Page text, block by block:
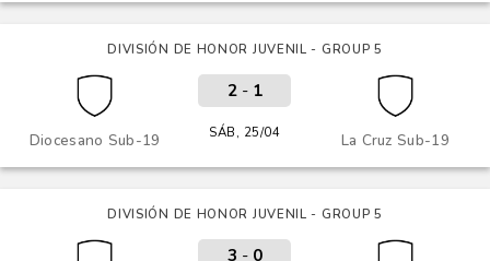
DIVISIÓN DE HONOR JUVENIL - GROUP 5
Diocesano Sub-19 La Cruz Sub-19
2- 1
SÁB, 25/04
DIVISIÓN DE HONOR JUVENIL - GROUP 5
3 - 0